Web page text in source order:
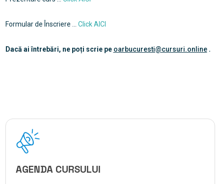
Formular de Înscriere … Click AICI
Dacă ai întrebări, ne poți scrie pe oarbucuresti@cursuri.online.
AGENDA CURSULUI